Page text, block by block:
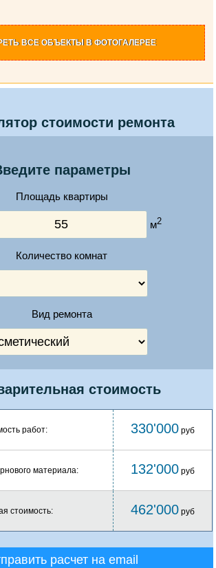
ВСЕ ОБЪЕКТЫ В ФОТОГАЛЕРЕЕ
стоимости ремонта
параметры
Площадь квартиры
м2
Количество комнат
Вид ремонта
стоимость
работ: 330'000 руб
материала: 132'000 руб
стоимость: 462'000 руб
расчет на email